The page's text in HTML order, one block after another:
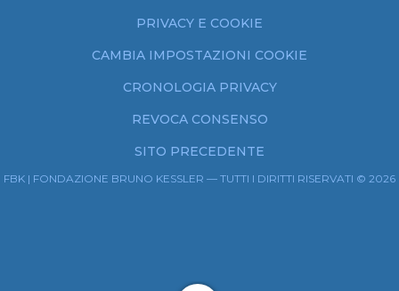
PRIVACY E COOKIE
CAMBIA IMPOSTAZIONI COOKIE
CRONOLOGIA PRIVACY
REVOCA CONSENSO
SITO PRECEDENTE
FBK | FONDAZIONE BRUNO KESSLER — TUTTI I DIRITTI RISERVATI © 2026